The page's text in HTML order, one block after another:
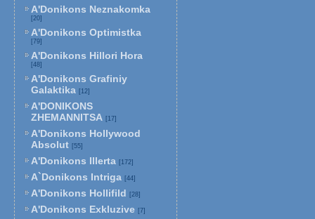
A'Donikons Neznakomka
[20]
A'Donikons Optimistka
[79]
A'Donikons Hillori Hora
[48]
A'Donikons Grafiniy
Galaktika [12]
A'DONIKONS
ZHEMANNITSA [17]
A'Donikons Hollywood
Absolut [55]
A'Donikons Illerta [172]
A`Donikons Intriga [44]
A'Donikons Hollifild [28]
A'Donikons Exkluzive [7]